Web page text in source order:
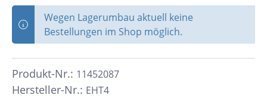
Wegen Lagerumbau aktuell keine
Bestellungen im Shop möglich.
Hersteller-Nr.: EHT4
Produkt-Nr.: 11452087